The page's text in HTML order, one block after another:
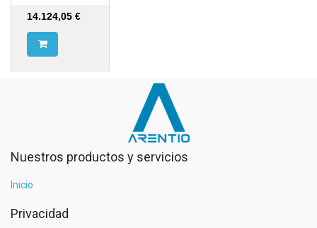
14.124,05 €
Nuestros productos y servicios
Inicio
Privacidad